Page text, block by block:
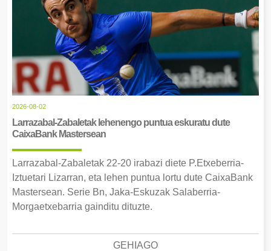
2026-08-02
Larrazabal-Zabaletak lehenengo puntua eskuratu dute
CaixaBank Mastersean
Larrazabal-Zabaletak 22-20 irabazi diete P.Etxeberria-
Iztuetari Lizarran, eta lehen puntua lortu dute CaixaBank
Mastersean. Serie Bn, Jaka-Eskuzak Salaberria-
Morgaetxebarria gainditu dituzte.
GEHIAGO